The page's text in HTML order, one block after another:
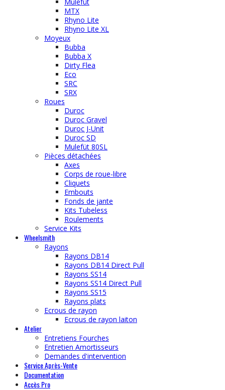
MTX
Rhyno Lite
Rhyno Lite XL
Moyeux
Bubba
Bubba X
Dirty Flea
Eco
SRC
SRX
Roues
Duroc
Duroc Gravel
Duroc J-Unit
Duroc SD
Mulefüt 80SL
Pièces détachées
Axes
Corps de roue-libre
Cliquets
Embouts
Fonds de jante
Kits Tubeless
Roulements
Service Kits
Wheelsmith
Rayons
Rayons DB14
Rayons DB14 Direct Pull
Rayons SS14
Rayons SS14 Direct Pull
Rayons SS15
Rayons plats
Ecrous de rayon
Ecrous de rayon laiton
Atelier
Entretiens Fourches
Entretien Amortisseurs
Demandes d'intervention
Service Après-Vente
Documentation
Accès Pro